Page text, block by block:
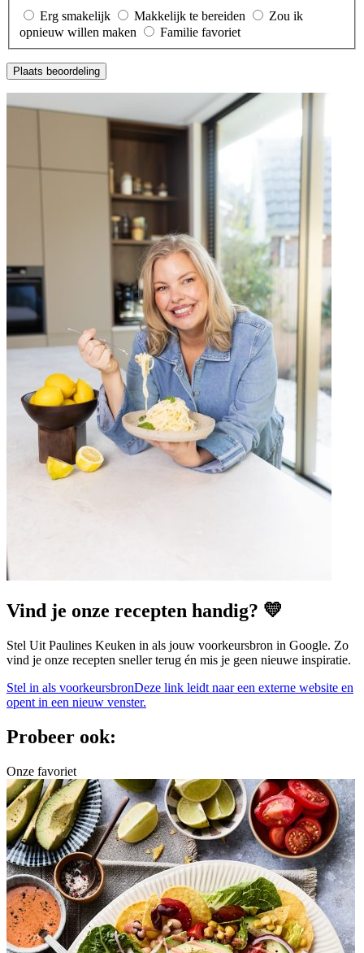
Erg smakelijk
Makkelijk te bereiden
Zou ik
opnieuw willen maken
Familie favoriet
Plaats beoordeling
Vind je onze recepten handig? 💛
Stel Uit Paulines Keuken in als jouw voorkeursbron in Google. Zo
vind je onze recepten sneller terug én mis je geen nieuwe inspiratie.
Stel in als voorkeursbronDeze link leidt naar een externe website en
opent in een nieuw venster.
Probeer ook:
Onze favoriet